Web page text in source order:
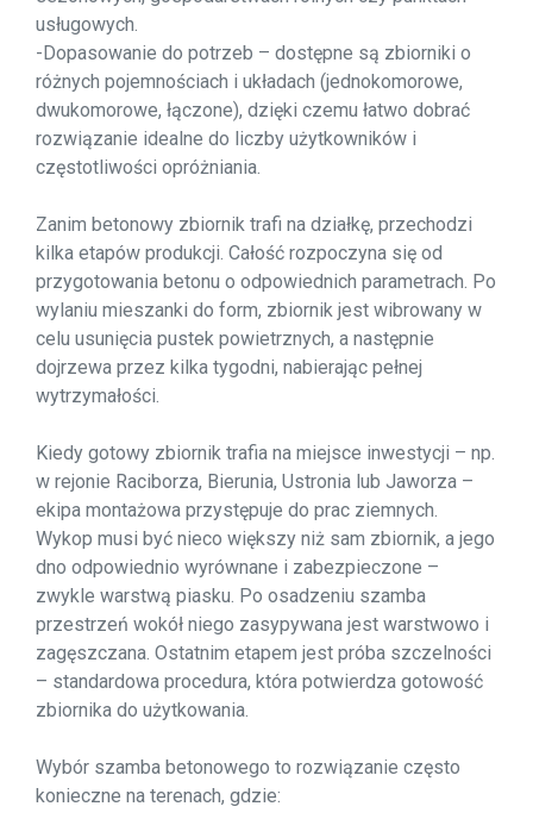
usługowych.
-Dopasowanie do potrzeb – dostępne są zbiorniki o
różnych pojemnościach i układach (jednokomorowe,
dwukomorowe, łączone), dzięki czemu łatwo dobrać
rozwiązanie idealne do liczby użytkowników i
częstotliwości opróżniania.
Zanim betonowy zbiornik trafi na działkę, przechodzi
kilka etapów produkcji. Całość rozpoczyna się od
przygotowania betonu o odpowiednich parametrach. Po
wylaniu mieszanki do form, zbiornik jest wibrowany w
celu usunięcia pustek powietrznych, a następnie
dojrzewa przez kilka tygodni, nabierając pełnej
wytrzymałości.
Kiedy gotowy zbiornik trafia na miejsce inwestycji – np.
w rejonie Raciborza, Bierunia, Ustronia lub Jaworza –
ekipa montażowa przystępuje do prac ziemnych.
Wykop musi być nieco większy niż sam zbiornik, a jego
dno odpowiednio wyrównane i zabezpieczone –
zwykle warstwą piasku. Po osadzeniu szamba
przestrzeń wokół niego zasypywana jest warstwowo i
zagęszczana. Ostatnim etapem jest próba szczelności
– standardowa procedura, która potwierdza gotowość
zbiornika do użytkowania.
Wybór szamba betonowego to rozwiązanie często
konieczne na terenach, gdzie: